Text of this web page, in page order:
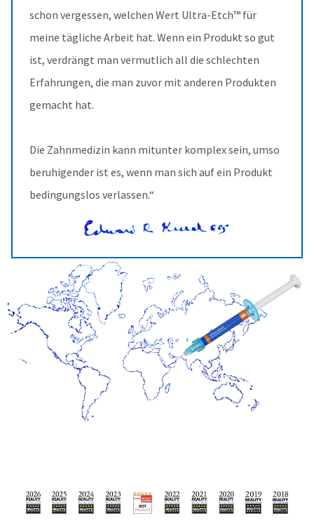
schon vergessen, welchen Wert Ultra-Etch™ für
meine tägliche Arbeit hat. Wenn ein Produkt so gut
ist, verdrängt man vermutlich all die schlechten
Erfahrungen, die man zuvor mit anderen Produkten
gemacht hat.
Die Zahnmedizin kann mitunter komplex sein, umso
beruhigender ist es, wenn man sich auf ein Produkt
bedingungslos verlassen.“